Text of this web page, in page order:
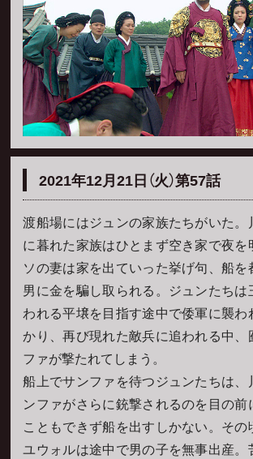
2021年12月21日（火）第57話
渡船場にはジュンの家族たちがいた
に暮れた家族はひとまず空き家で夜
ソの妻は家を出ていった挙げ句、船を
男に金を騙し取られる。ジュンたちは
われる平壌を目指す途中で倭軍に襲
かり、再び現れた敵兵に追われる中、
ファが撃たれてしまう。
船上でサンファを待つジュンたちは、
ンファがさらに銃撃されるのを目の前
こともできず船を出すしかない。そ
ユウォルは途中で男の子を無事出産。